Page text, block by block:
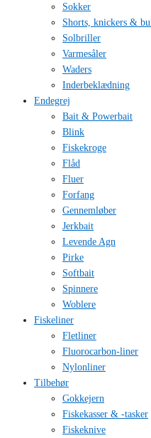
Sokker
Shorts, knickers &
Solbriller
Varmesåler
Waders
Inderbeklædning
Endegrej
Bait & Powerbait
Blink
Fiskekroge
Flåd
Fluer
Forfang
Gennemløber
Jerkbait
Levende Agn
Pirke
Softbait
Spinnere
Woblere
Fiskeliner
Fletliner
Fluorocarbon-liner
Nylonliner
Tilbehør
Gokkejern
Fiskekasser & -tasker
Fiskeknive